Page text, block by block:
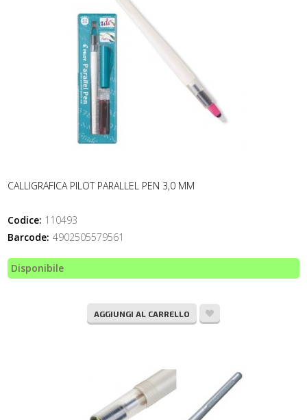
CALLIGRAFICA PILOT PARALLEL PEN 3,0 MM
Codice: 110493
Barcode: 4902505579561
Disponibile
AGGIUNGI AL CARRELLO